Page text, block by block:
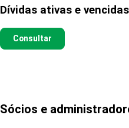
Dívidas ativas e vencidas
Consultar
Sócios e